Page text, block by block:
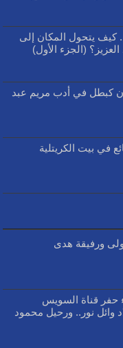
كيف يتحول المكان إلى
(الجزء الأول)
كبطل في أدب مريم عبد
في بيت الكريتلية
ورفيقة هدى
أبريل): بدء حفر قناة السويس
وائل نور.. ورحيل محمود